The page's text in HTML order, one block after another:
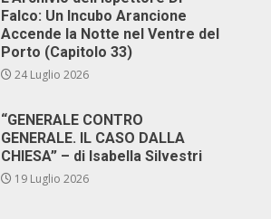
Falco: Un Incubo Arancione
Accende la Notte nel Ventre del
Porto (Capitolo 33)
24 Luglio 2026
“GENERALE CONTRO
GENERALE. IL CASO DALLA
CHIESA” – di Isabella Silvestri
19 Luglio 2026